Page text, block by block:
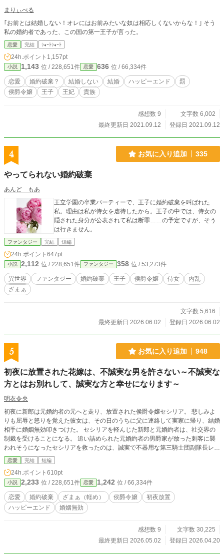
まりぃべる
｢お前とは結婚しない！オレにはお前みたいな奴は相応しくないからな！｣ そう
私の婚約者であった、この国の第一王子が言った。
恋愛 完結 ｼｮｰﾄｼｮｰﾄ
24h.ポイント 1,157pt
小説 1,143 位 / 228,651件 恋愛 636 位 / 66,334件
恋愛 婚約破棄？ 結婚しない 結婚 ハッピーエンド
罰
侯爵令嬢
王子 王妃 貴族
感想数 9
文字数 6,002
最終更新日 2021.09.12
登録日 2021.09.12
4 お気に入り追加 335
やってられない婚約破棄
あんど もあ
王立学園の卒業パーティーで、王子に婚約破棄を叫ばれた
私。理由は私が侍女を虐待したから。王子の中では、侍女の
隠された身分が公表されて私は断罪……の予定ですが、そう
は行きません。
ファンタジー 完結 短編
24h.ポイント 647pt
小説 2,112 位 / 228,651件 ファンタジー 358 位 / 53,273件
異世界 ファンタジー 婚約破棄 王子 侯爵令嬢 侍女
内乱
ざまぁ
文字数 5,616
最終更新日 2026.06.02
登録日 2026.06.02
5 お気に入り追加 948
初夜に放置された花嫁は、不誠実な男を許さない～不誠実な
方とはお別れして、誠実な方と幸せになります～
明衣令央
初夜に新郎は元婚約者の元へと走り、放置された侯爵令嬢セシリア。 悲しみよ
りも屈辱と怒りを覚えた彼女は、その日のうちに父に連絡して実家に帰り、結婚
相手に婚姻無効叩きつけた。 セシリアを軽んじた新郎と元婚約者は、社交界の
制裁を受けることになる。 追い詰められた元婚約者の男爵家が放った刺客に襲
われそうになったセシリアを救ったのは、誠実で不器用な第三騎士団副隊長レオ
ン。 「放置どころか、一晩中、離すつもりはないよ」 初夜から始まったセシリ
アの物語は、やがて前回とは違う初夜へと辿り着く――。
恋愛 完結 短編
24h.ポイント 610pt
小説 2,233 位 / 228,651件 恋愛 1,242 位 / 66,334件
恋愛 婚約破棄 ざまぁ（軽め） 侯爵令嬢
初夜放置
ハッピーエンド
婚姻無効
感想数 9
文字数 30,225
最終更新日 2026.05.02
登録日 2026.04.20